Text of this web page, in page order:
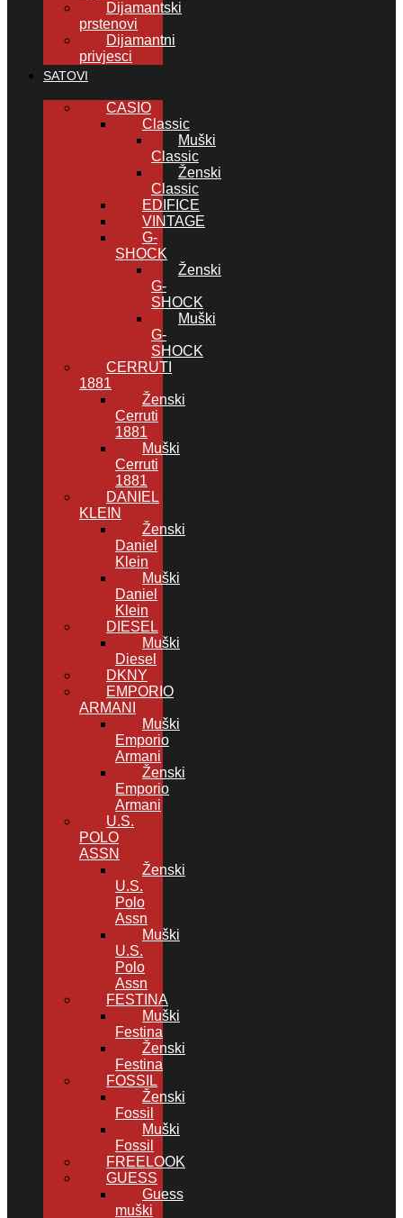
Dijamantski
prstenovi
Dijamantni
privjesci
SATOVI
CASIO
Classic
Muški
Classic
Ženski
Classic
EDIFICE
VINTAGE
G-
SHOCK
Ženski
G-
SHOCK
Muški
G-
SHOCK
CERRUTI
1881
Ženski
Cerruti
1881
Muški
Cerruti
1881
DANIEL
KLEIN
Ženski
Daniel
Klein
Muški
Daniel
Klein
DIESEL
Muški
Diesel
DKNY
EMPORIO
ARMANI
Muški
Emporio
Armani
Ženski
Emporio
Armani
U.S.
POLO
ASSN
Ženski
U.S.
Polo
Assn
Muški
U.S.
Polo
Assn
FESTINA
Muški
Festina
Ženski
Festina
FOSSIL
Ženski
Fossil
Muški
Fossil
FREELOOK
GUESS
Guess
muški